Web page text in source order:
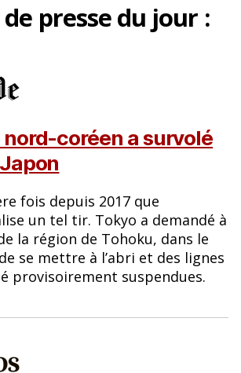
pressedu jour :
nord-coréen a survolé
fois depuis 2017 que
un tel tir. Tokyo a demandé à
la région de Tohoku, dans le
se mettre à l’abri et des lignes
provisoirement suspendues.